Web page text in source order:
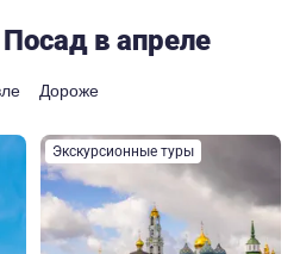
в апреле
Дороже
Экскурсионные туры